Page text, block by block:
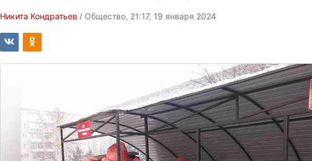
Никита Кондратьев / Общество, 21:17, 19 января 2024